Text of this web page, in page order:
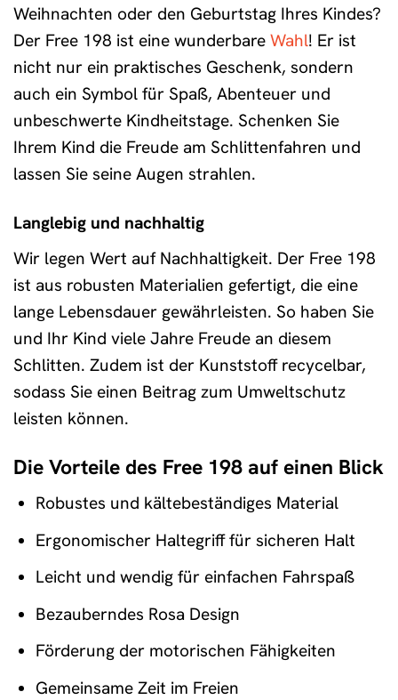
Weihnachten oder den Geburtstag Ihres Kindes?
Der Free 198 ist eine wunderbare Wahl! Er ist
nicht nur ein praktisches Geschenk, sondern
auch ein Symbol für Spaß, Abenteuer und
unbeschwerte Kindheitstage. Schenken Sie
Ihrem Kind die Freude am Schlittenfahren und
lassen Sie seine Augen strahlen.
Langlebig und nachhaltig
Wir legen Wert auf Nachhaltigkeit. Der Free 198
ist aus robusten Materialien gefertigt, die eine
lange Lebensdauer gewährleisten. So haben Sie
und Ihr Kind viele Jahre Freude an diesem
Schlitten. Zudem ist der Kunststoff recycelbar,
sodass Sie einen Beitrag zum Umweltschutz
leisten können.
Die Vorteile des Free 198 auf einen Blick
Robustes und kältebeständiges Material
Ergonomischer Haltegriff für sicheren Halt
Leicht und wendig für einfachen Fahrspaß
Bezauberndes Rosa Design
Förderung der motorischen Fähigkeiten
Gemeinsame Zeit im Freien